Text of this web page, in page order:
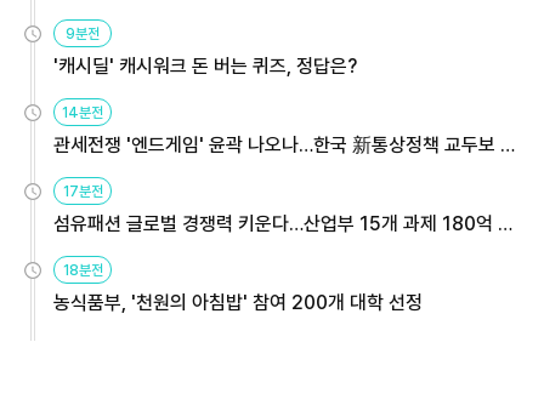
9분전
'캐시딜' 캐시워크 돈 버는 퀴즈, 정답은?
14분전
관세전쟁 '엔드게임' 윤곽 나오나…한국 新통상정책 교두보 활
용해야
17분전
섬유패션 글로벌 경쟁력 키운다…산업부 15개 과제 180억 지
원
18분전
농식품부, '천원의 아침밥' 참여 200개 대학 선정